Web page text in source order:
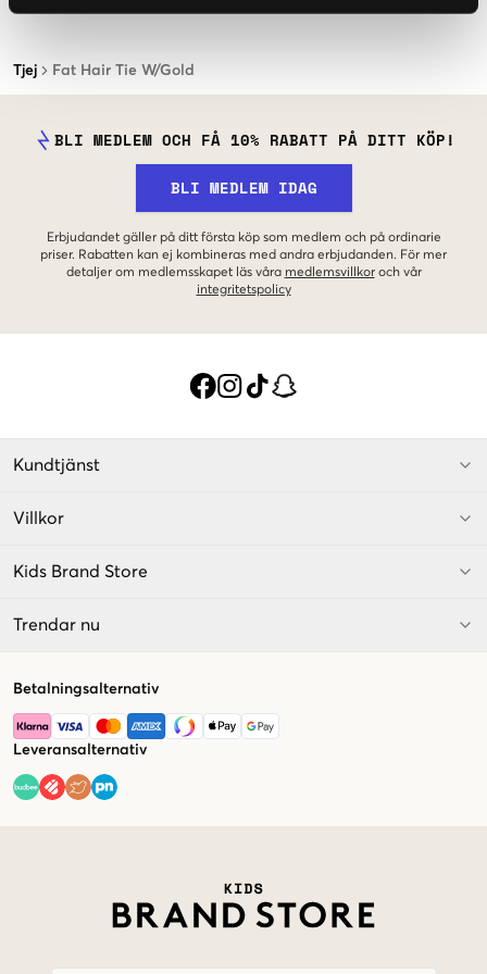
Tjej Fat Hair Tie W/Gold
BLI MEDLEM OCH FÅ 10% RABATT PÅ DITT KÖP!
BLI MEDLEM IDAG
Erbjudandet gäller på ditt första köp som medlem och på ordinarie
priser. Rabatten kan ej kombineras med andra erbjudanden. För mer
detaljer om medlemsskapet läs våra medlemsvillkor och vår
integritetspolicy
Kundtjänst
Villkor
Kids Brand Store
Trendar nu
Betalningsalternativ
Leveransalternativ